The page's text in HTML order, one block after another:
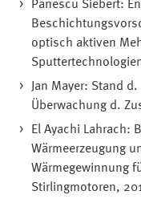
Panescu Siebert:
optisch aktiven
Jan Mayer: Stand
Überwachung d.
El Ayachi Lahrach:
Wärmeerzeugung
Wärmegewinnung
Stirlingmotoren,